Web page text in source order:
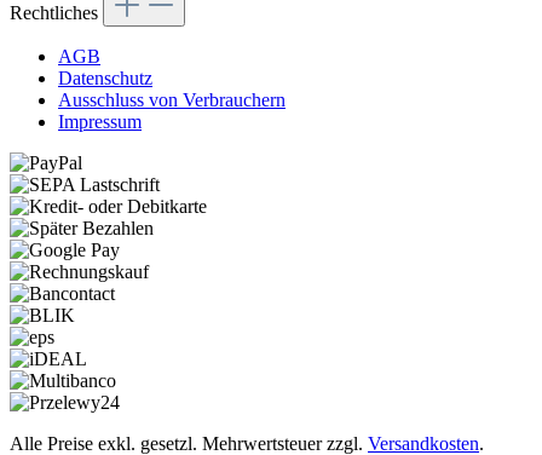
Rechtliches
AGB
Datenschutz
Ausschluss von Verbrauchern
Impressum
Alle Preise exkl. gesetzl. Mehrwertsteuer zzgl. Versandkosten.